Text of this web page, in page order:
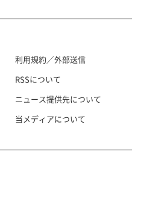
利用規約／外部送信
RSSについて
ニュース提供先について
当メディアについて